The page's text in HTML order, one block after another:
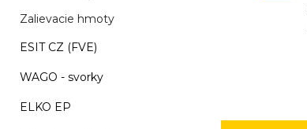
Zalievacie hmoty
ESIT CZ (FVE)
WAGO - svorky
ELKO EP